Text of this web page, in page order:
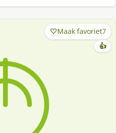
Maak favoriet7
👍